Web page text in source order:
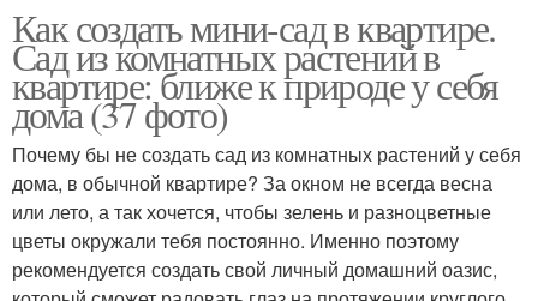
Как создать мини-сад в квартире.
Сад из комнатных растений в
квартире: ближе к природе у себя
дома (37 фото)
Почему бы не создать сад из комнатных растений у себя
дома, в обычной квартире? За окном не всегда весна
или лето, а так хочется, чтобы зелень и разноцветные
цветы окружали тебя постоянно. Именно поэтому
рекомендуется создать свой личный домашний оазис,